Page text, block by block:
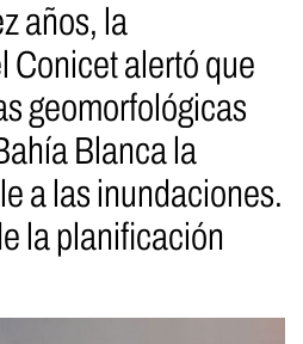
años, la
Conicet alertó que
geomorfológicas
Blanca la
a las inundaciones.
la planificación